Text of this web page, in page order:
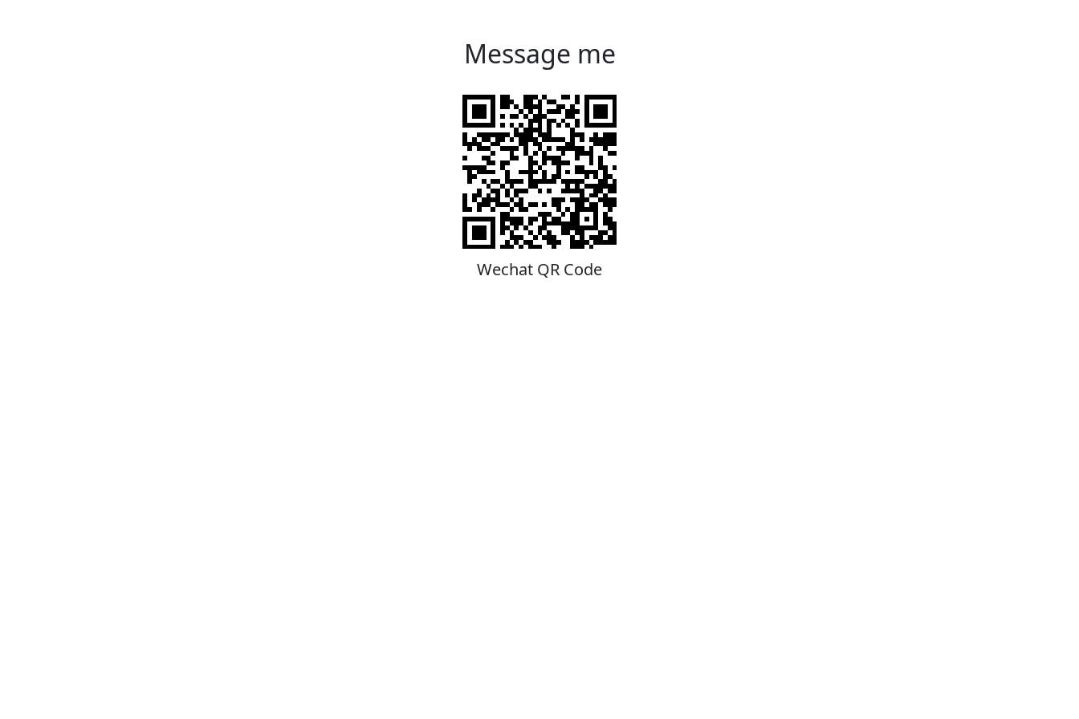
Message me
Wechat QR Code